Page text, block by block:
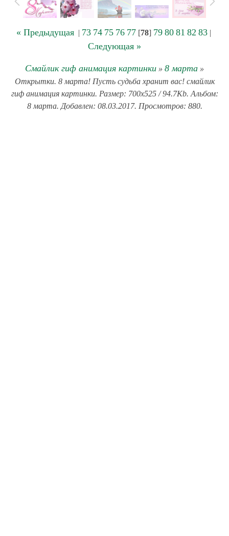
« Предыдущая| 73 74 75 76 77[78] 79 80 81 82 83|
Следующая »
Смайлик гиф анимация картинки » 8 марта »
Открытки. 8 марта! Пусть судьба хранит вас! смайлик
гиф анимация картинки. Размер: 700x525 / 94.7Kb. Альбом:
8 марта. Добавлен: 08.03.2017. Просмотров: 880.